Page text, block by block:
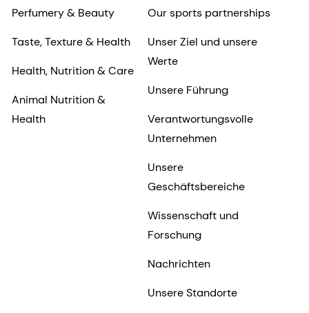
Perfumery & Beauty
Taste, Texture & Health
Health, Nutrition & Care
Animal Nutrition &
Health
Our sports partnerships
Unser Ziel und unsere
Werte
Unsere Führung
Verantwortungsvolle
Unternehmen
Unsere
Geschäftsbereiche
Wissenschaft und
Forschung
Nachrichten
Unsere Standorte